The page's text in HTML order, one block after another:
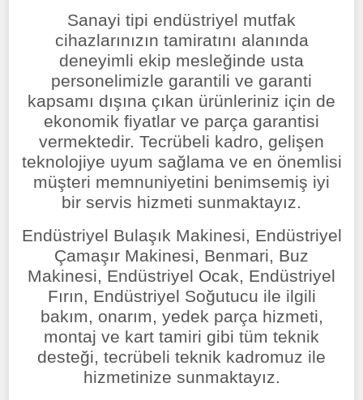
Sanayi tipi endüstriyel mutfak
cihazlarınızın tamiratını alanında
deneyimli ekip mesleğinde usta
personelimizle garantili ve garanti
kapsamı dışına çıkan ürünleriniz için de
ekonomik fiyatlar ve parça garantisi
vermektedir. Tecrübeli kadro, gelişen
teknolojiye uyum sağlama ve en önemlisi
müşteri memnuniyetini benimsemiş iyi
bir servis hizmeti sunmaktayız.
Endüstriyel Bulaşık Makinesi, Endüstriyel
Çamaşır Makinesi, Benmari, Buz
Makinesi, Endüstriyel Ocak, Endüstriyel
Fırın, Endüstriyel Soğutucu ile ilgili
bakım, onarım, yedek parça hizmeti,
montaj ve kart tamiri gibi tüm teknik
desteği, tecrübeli teknik kadromuz ile
hizmetinize sunmaktayız.